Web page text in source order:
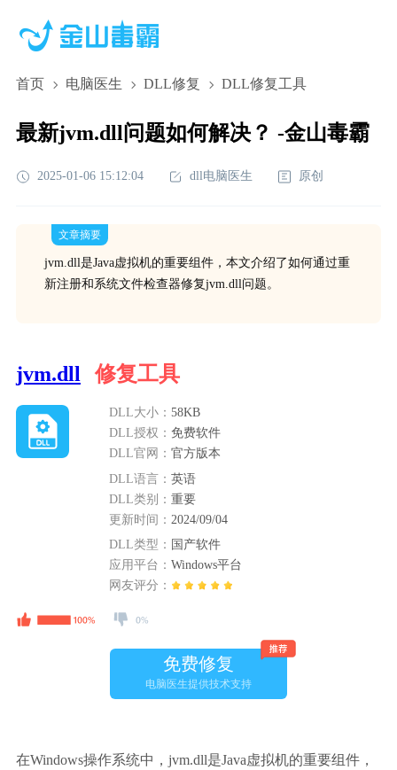
首页 电脑医生 DLL修复 DLL修复工具
最新jvm.dll问题如何解决？ -金山毒霸
2025-01-06 15:12:04 dll电脑医生 原创
文章摘要
jvm.dll是Java虚拟机的重要组件，本文介绍了如何通过重
新注册和系统文件检查器修复jvm.dll问题。
jvm.dll 修复工具
DLL大小： 58KB
DLL授权： 免费软件
DLL官网： 官方版本
DLL语言： 英语
DLL类别： 重要
更新时间： 2024/09/04
DLL类型： 国产软件
应用平台： Windows平台
网友评分：
免费修复
电脑医生提供技术支持
在Windows操作系统中，jvm.dll是Java虚拟机的重要组件，